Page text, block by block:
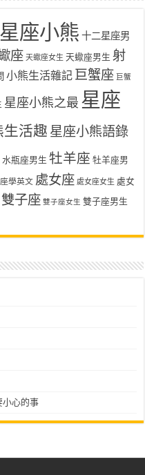
座小熊 十二星座男
座 天蠍座女生 天蠍座男生 射
小熊生活雜記 巨蟹座 巨蟹
星座小熊之最 星座
生活趣 星座小熊語錄
水瓶座男生 牡羊座 牡羊座男
學英文 處女座 處女座女生 處女
雙子座 雙子座女生 雙子座男生
小心的事